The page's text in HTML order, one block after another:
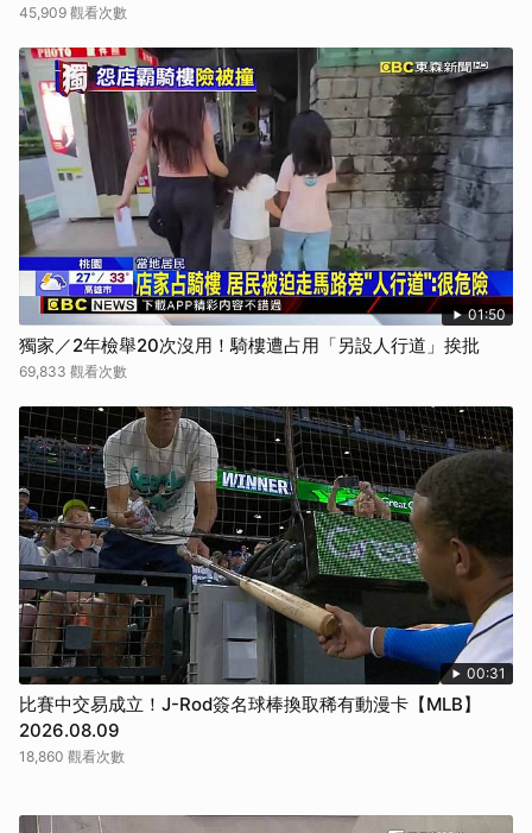
45,909 觀看次數
01:50
獨家／2年檢舉20次沒用！騎樓遭占用「另設人行道」挨批
69,833 觀看次數
00:31
比賽中交易成立！J-Rod簽名球棒換取稀有動漫卡【MLB】
2026.08.09
18,860 觀看次數